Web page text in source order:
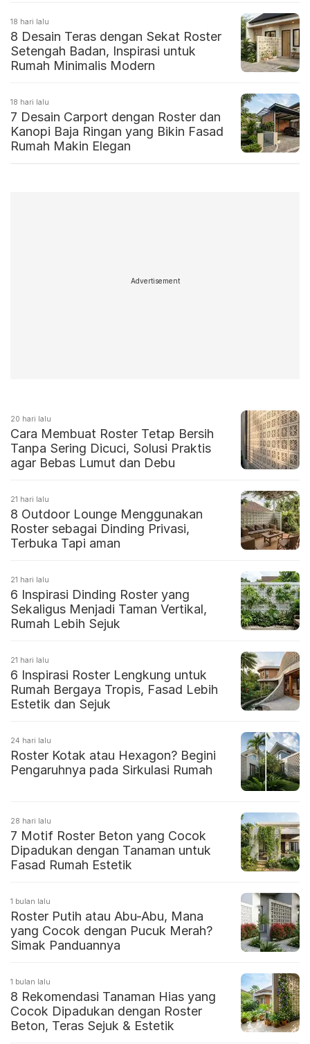
18 hari lalu
8 Desain Teras dengan Sekat Roster
Setengah Badan, Inspirasi untuk
Rumah Minimalis Modern
18 hari lalu
7 Desain Carport dengan Roster dan
Kanopi Baja Ringan yang Bikin Fasad
Rumah Makin Elegan
Advertisement
20 hari lalu
Cara Membuat Roster Tetap Bersih
Tanpa Sering Dicuci, Solusi Praktis
agar Bebas Lumut dan Debu
21 hari lalu
8 Outdoor Lounge Menggunakan
Roster sebagai Dinding Privasi,
Terbuka Tapi aman
21 hari lalu
6 Inspirasi Dinding Roster yang
Sekaligus Menjadi Taman Vertikal,
Rumah Lebih Sejuk
21 hari lalu
6 Inspirasi Roster Lengkung untuk
Rumah Bergaya Tropis, Fasad Lebih
Estetik dan Sejuk
24 hari lalu
Roster Kotak atau Hexagon? Begini
Pengaruhnya pada Sirkulasi Rumah
28 hari lalu
7 Motif Roster Beton yang Cocok
Dipadukan dengan Tanaman untuk
Fasad Rumah Estetik
1 bulan lalu
Roster Putih atau Abu-Abu, Mana
yang Cocok dengan Pucuk Merah?
Simak Panduannya
1 bulan lalu
8 Rekomendasi Tanaman Hias yang
Cocok Dipadukan dengan Roster
Beton, Teras Sejuk & Estetik